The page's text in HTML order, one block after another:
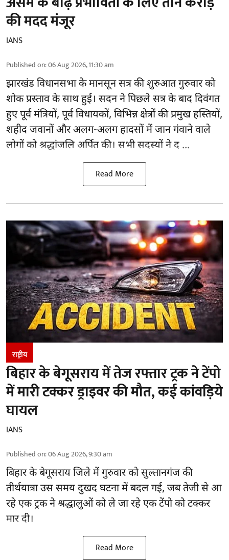
की मदद मंजूर
IANS
Published on:06 Aug 2026, 11:30 am
झारखंडविधानसभा के मानसून सत्र की शुरुआत गुरुवार को
शोक प्रस्ताव के साथ हुई। सदन ने पिछले सत्र के बाद दिवंगत
हुए पूर्व मंत्रियों, पूर्व विधायकों, विभिन्न क्षेत्रों की प्रमुख हस्तियों,
शहीद जवानों और अलग-अलग हादसों में जान गंवाने वाले
लोगों को श्रद्धांजलि अर्पित की। सभी सदस्यों ने द ...
Read More
राष्ट्रीय
बिहार के बेगूसराय में तेज रफ्तार ट्रक ने टेंपो
में मारी टक्कर ड्राइवर की मौत, कई कांवड़िये
घायल
IANS
Published on:06 Aug 2026, 9:30 am
बिहारके बेगूसराय जिले में गुरुवार को सुल्तानगंज की
तीर्थयात्रा उस समय दुखद घटना में बदल गई, जब तेजी से आ
रहे एक ट्रक ने श्रद्धालुओं को ले जा रहे एक टेंपो को टक्कर
मार दी।
Read More